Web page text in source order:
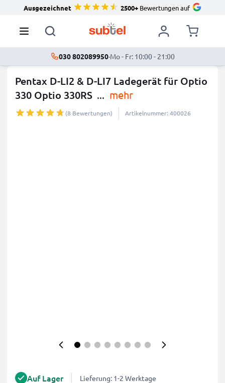
Ausgezeichnet 2500+Bewertungen auf
030 802089950·Mo - Fr: 10:00 - 21:00
Pentax D-LI2 & D-LI7 Ladegerät für Optio
330 Optio 330RS ... mehr
(8 Bewertungen) Artikelnummer: 400026
Auf Lager Lieferung: 1-2 Werktage